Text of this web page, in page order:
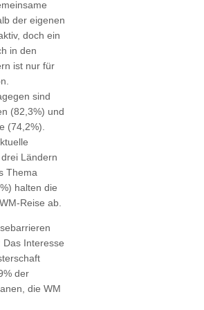
der eigenen
doch ein
in den
ist nur für
sind
(82,3%) und
(74,2%).
Ländern
Thema
halten die
Reise ab.
Das Interesse
der
die WM